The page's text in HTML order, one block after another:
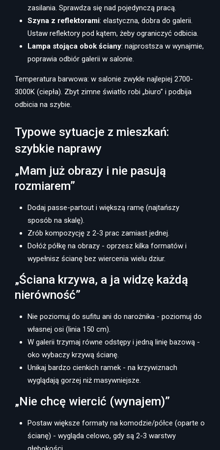
zasilania. Sprawdza się nad pojedynczą pracą.
Szyna z reflektorami: elastyczna, dobra do galerii.
Ustaw reflektory pod kątem, żeby ograniczyć odbicia.
Lampa stojąca obok ściany: najprostsza w wynajmie,
poprawia odbiór galerii w salonie.
Temperatura barwowa: w salonie zwykle najlepiej 2700-
3000K (ciepła). Zbyt zimne światło robi „biuro” i podbija
odbicia na szybie.
Typowe sytuacje z mieszkań:
szybkie naprawy
„Mam już obrazy i nie pasują
rozmiarem”
Dodaj passe-partout i większą ramę (najtańszy
sposób na skalę).
Zrób kompozycję z 2-3 prac zamiast jednej.
Dołóż półkę na obrazy - oprzesz kilka formatów i
wypełnisz ścianę bez wiercenia wielu dziur.
„Ściana krzywa, a ja widzę każdą
nierówność”
Nie poziomuj do sufitu ani do narożnika - poziomuj do
własnej osi (linia 150 cm).
W galerii trzymaj równe odstępy i jedną linię bazową -
oko wybaczy krzywą ścianę.
Unikaj bardzo cienkich ramek - na krzywiznach
wyglądają gorzej niż masywniejsze.
„Nie chcę wiercić (wynajem)”
Postaw większe formaty na komodzie/półce (oparte o
ścianę) - wygląda celowo, gdy są 2-3 warstwy